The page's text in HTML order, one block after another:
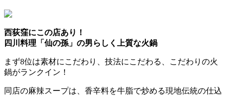
西荻窪にこの店あり！
四川料理「仙の孫」の男らしく上質な火鍋
まず8位は素材にこだわり、技法にこだわる、こだわりの火
鍋がランクイン！
同店の麻辣スープは、香辛料を牛脂で炒める現地伝統の仕込